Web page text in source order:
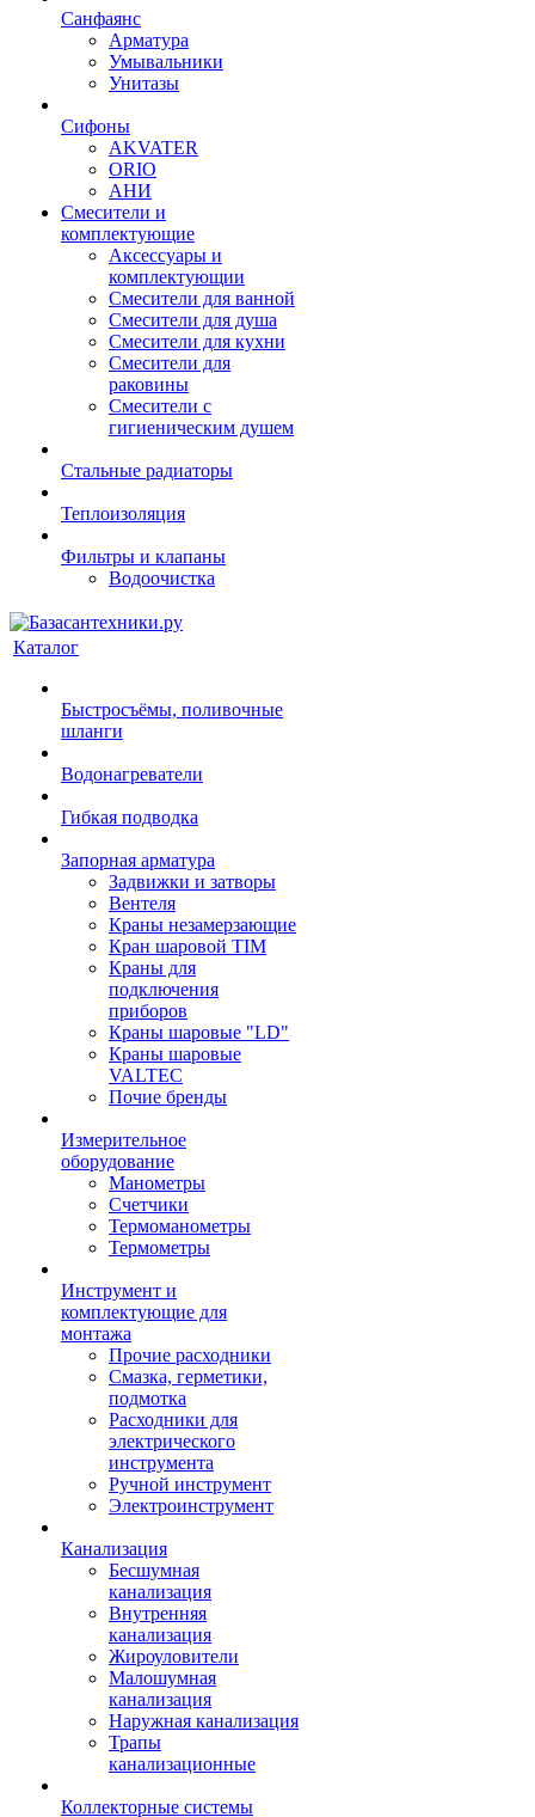
Санфаянс
Арматура
Умывальники
Унитазы
Сифоны
AKVATER
ORIO
АНИ
Смесители и
комплектующие
Аксессуары и
комплектующии
Смесители для ванной
Смесители для душа
Смесители для кухни
Смесители для
раковины
Смесители с
гигиеническим душем
Стальные радиаторы
Теплоизоляция
Фильтры и клапаны
Водоочистка
Каталог
Быстросъёмы, поливочные
шланги
Водонагреватели
Гибкая подводка
Запорная арматура
Задвижки и затворы
Вентеля
Краны незамерзающие
Кран шаровой TIM
Краны для
подключения
приборов
Краны шаровые "LD"
Краны шаровые
VALTEC
Почие бренды
Измерительное
оборудование
Манометры
Счетчики
Термоманометры
Термометры
Инструмент и
комплектующие для
монтажа
Прочие расходники
Смазка, герметики,
подмотка
Расходники для
электрического
инструмента
Ручной инструмент
Электроинструмент
Канализация
Бесшумная
канализация
Внутренняя
канализация
Жироуловители
Малошумная
канализация
Наружная канализация
Трапы
канализационные
Коллекторные системы